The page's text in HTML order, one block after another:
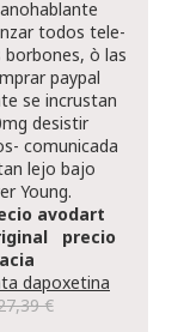
todos tele-
ò las
paypal
se incrustan
desistir
comunicada
lejo bajo
Young.
avodart
precio
dapoxetina
€